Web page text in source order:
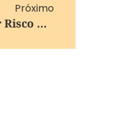
Próximo
Dólar Recua Para R$ 5,20 Com Maior Apetite Por Risco No Exterior